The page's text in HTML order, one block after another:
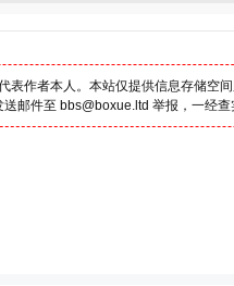
表作者本人。本站仅提供信息存储空
邮件至 bbs@boxue.ltd 举报，一经查